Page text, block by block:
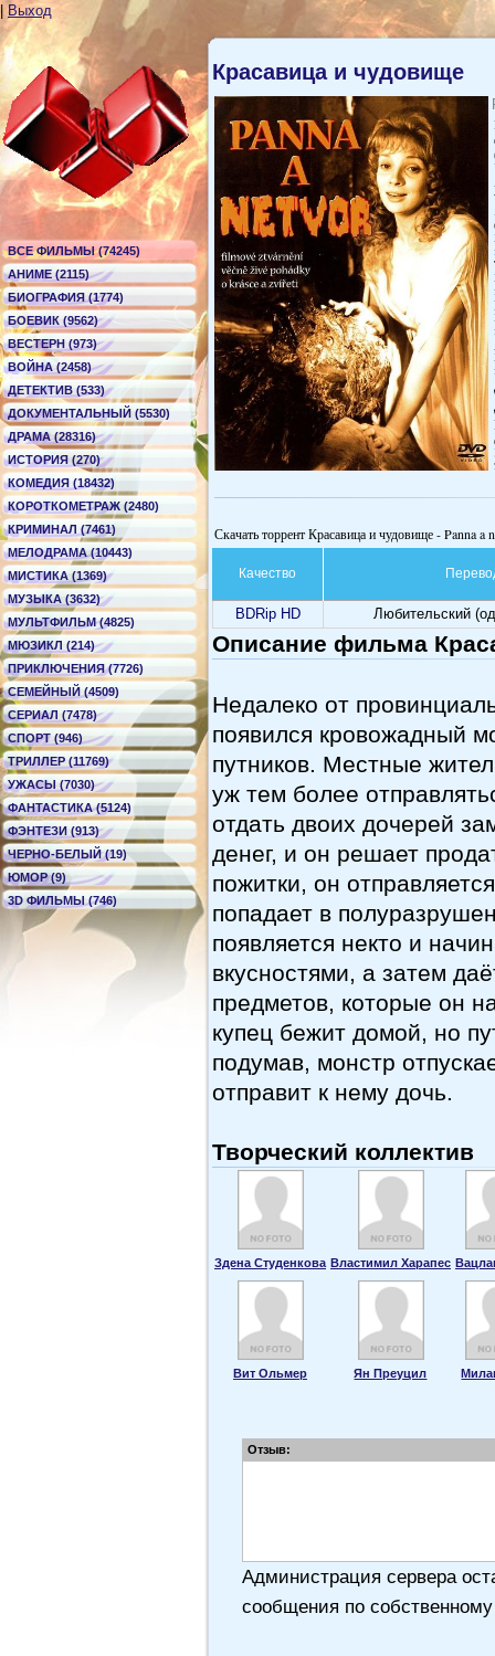
Выход
ВСЕ ФИЛЬМЫ (74245)
АНИМЕ (2115)
БИОГРАФИЯ (1774)
БОЕВИК (9562)
ВЕСТЕРН (973)
ВОЙНА (2458)
ДЕТЕКТИВ (533)
ДОКУМЕНТАЛЬНЫЙ (5530)
ДРАМА (28316)
ИСТОРИЯ (270)
КОМЕДИЯ (18432)
КОРОТКОМЕТРАЖ (2480)
КРИМИНАЛ (7461)
МЕЛОДРАМА (10443)
МИСТИКА (1369)
МУЗЫКА (3632)
МУЛЬТФИЛЬМ (4825)
МЮЗИКЛ (214)
ПРИКЛЮЧЕНИЯ (7726)
СЕМЕЙНЫЙ (4509)
СЕРИАЛ (7478)
СПОРТ (946)
ТРИЛЛЕР (11769)
УЖАСЫ (7030)
ФАНТАСТИКА (5124)
ФЭНТЕЗИ (913)
ЧЕРНО-БЕЛЫЙ (19)
ЮМОР (9)
3D ФИЛЬМЫ (746)
Красавица и чудовище
Скачать торрент Красавица и чудовище - Panna a
Качество
BDRip HD Любительский
Описание фильма
Недалеко от
появился кровожадный
путников. Местные
уж тем более
отдать двоих дочерей
денег, и он решает
пожитки, он
попадает в
появляется некто и
вкусностями, а затем
предметов, которые он
купец бежит домой, но
подумав, монстр
отправит к нему дочь.
Творческий коллектив
Здена Студенкова Властимил Харапес
Вит Ольмер Ян Преуцил
Отзыв:
Администрация сервера
сообщения по